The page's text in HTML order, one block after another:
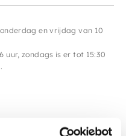
en vrijdag van 10
uur, zondags is er tot 15:30